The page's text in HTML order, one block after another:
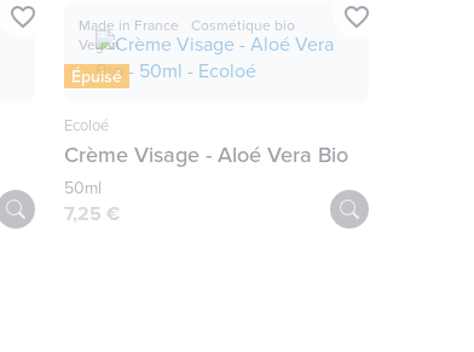
favorite_border Made in France
Cosmétique bio
Vegan
Épuisé
Ecoloé
Crème Visage - Aloé Vera Bio
50ml
7,25 €
favorite_border